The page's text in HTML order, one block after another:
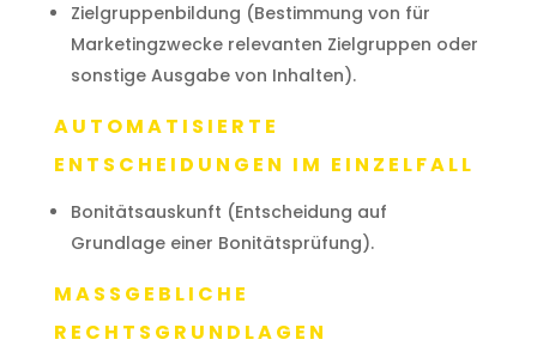
Zielgruppenbildung (Bestimmung von für
Marketingzwecke relevanten Zielgruppen oder
sonstige Ausgabe von Inhalten).
AUTOMATISIERTE
ENTSCHEIDUNGEN IM EINZELFALL
Bonitätsauskunft (Entscheidung auf
Grundlage einer Bonitätsprüfung).
MASSGEBLICHE R
ECHTSGRUNDLAGEN